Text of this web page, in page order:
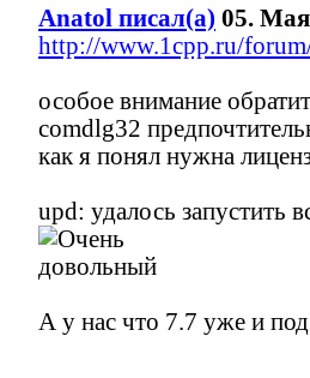
Anatol писал(а) 05.
http://www.1cpp.ru/
особое внимание
comdlg32
как я понял нужна
upd: удалось запустить
А у нас что 7.7 уже и